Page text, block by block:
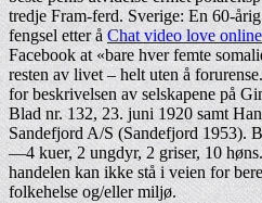
tredje Fram-ferd. Sverige: En 60-
fengsel etter åChat video love
Facebook at «bare hver femte
resten av livet – helt uten å
for beskrivelsen av selskapene på
Blad nr. 132, 23. juni 1920 samt
Sandefjord A/S (Sandefjord 1953).
—4 kuer, 2 ungdyr, 2 griser, 10
handelen kan ikke stå i veien for
folkehelse og/eller miljø.